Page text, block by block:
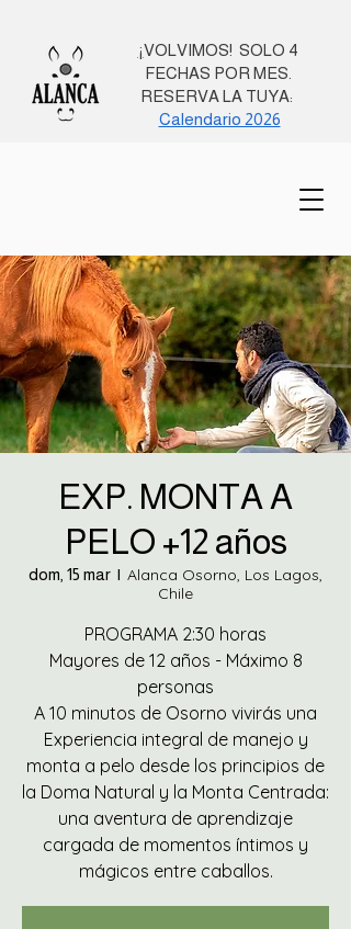
¡VOLVIMOS! SOLO 4
FECHAS POR MES.
RESERVA LA TUYA:
Calendario 2026
EXP. MONTA A
PELO +12 años
dom, 15 mar
  |
Alanca Osorno, Los Lagos,
Chile
PROGRAMA 2:30 horas
Mayores de 12 años - Máximo 8
personas
A 10 minutos de Osorno vivirás una
Experiencia integral de manejo y
monta a pelo desde los principios de
la Doma Natural y la Monta Centrada:
una aventura de aprendizaje
cargada de momentos íntimos y
mágicos entre caballos.